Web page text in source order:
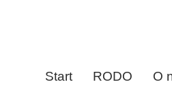
Start RODO O